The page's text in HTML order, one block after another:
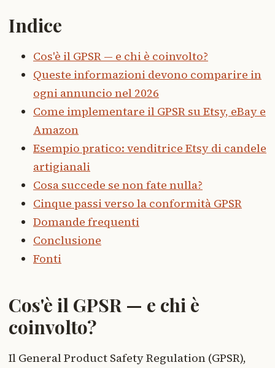
Indice
Cos'è il GPSR — e chi è coinvolto?
Queste informazioni devono comparire in
ogni annuncio nel 2026
Come implementare il GPSR su Etsy, eBay e
Amazon
Esempio pratico: venditrice Etsy di candele
artigianali
Cosa succede se non fate nulla?
Cinque passi verso la conformità GPSR
Domande frequenti
Conclusione
Fonti
Cos'è il GPSR — e chi è
coinvolto?
Il General Product Safety Regulation (GPSR),